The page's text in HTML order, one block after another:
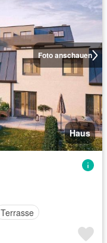
Foto anschauen
Haus
Terrasse